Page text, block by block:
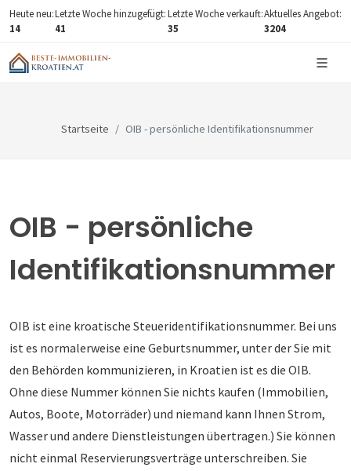
Heute neu:
14
Letzte Woche hinzugefügt:
41
Letzte Woche verkauft:
35
Aktuelles Angebot:
3204
Startseite OIB - persönliche Identifikationsnummer
OIB - persönliche
Identifikationsnummer
OIB ist eine kroatische Steueridentifikationsnummer. Bei uns
ist es normalerweise eine Geburtsnummer, unter der Sie mit
den Behörden kommunizieren, in Kroatien ist es die OIB.
Ohne diese Nummer können Sie nichts kaufen (Immobilien,
Autos, Boote, Motorräder) und niemand kann Ihnen Strom,
Wasser und andere Dienstleistungen übertragen.) Sie können
nicht einmal Reservierungsverträge unterschreiben. Sie